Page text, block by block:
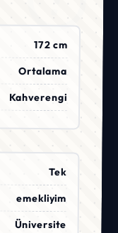
172 cm
Ortalama
Kahverengi
Tek
emekliyim
Üniversite